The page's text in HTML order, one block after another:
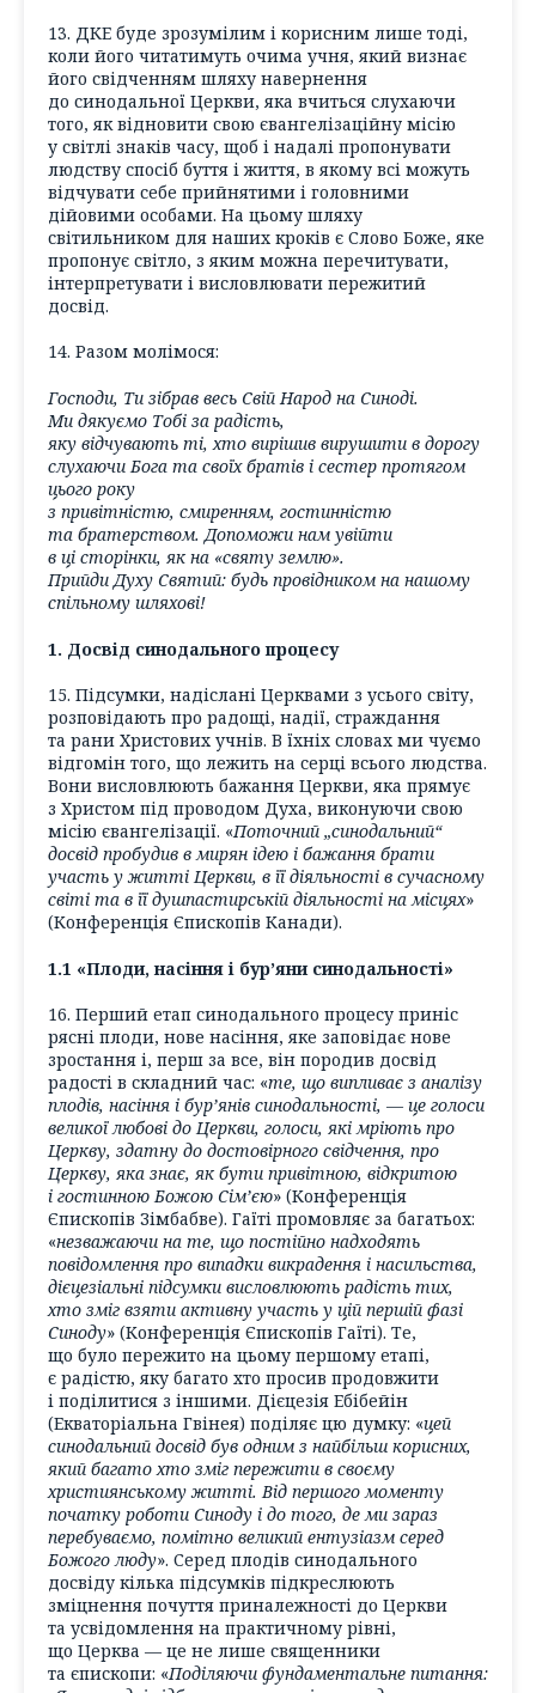
13. ДКЕ буде зрозумілим і корисним лише тоді,
коли його читатимуть очима учня, який визнає
його свідченням шляху навернення
до синодальної Церкви, яка вчиться слухаючи
того, як відновити свою євангелізаційну місію
у світлі знаків часу, щоб і надалі пропонувати
людству спосіб буття і життя, в якому всі можуть
відчувати себе прийнятими і головними
дійовими особами. На цьому шляху
світильником для наших кроків є Слово Боже, яке
пропонує світло, з яким можна перечитувати,
інтерпретувати і висловлювати пережитий
досвід.
14. Разом молімося:
Господи, Ти зібрав весь Свій Народ на Синоді.
Ми дякуємо Тобі за радість,
яку відчувають ті, хто вирішив вирушити в дорогу
слухаючи Бога та своїх братів і сестер протягом
цього року
з привітністю, смиренням, гостинністю
та братерством. Допоможи нам увійти
в ці сторінки, як на «святу землю».
Прийди Духу Святий: будь провідником на нашому
спільному шляхові!
1. Досвід синодального процесу
15. Підсумки, надіслані Церквами з усього світу,
розповідають про радощі, надії, страждання
та рани Христових учнів. В їхніх словах ми чуємо
відгомін того, що лежить на серці всього людства.
Вони висловлюють бажання Церкви, яка прямує
з Христом під проводом Духа, виконуючи свою
місію євангелізації. «Поточний „синодальний“
досвід пробудив в мирян ідею і бажання брати
участь у житті Церкви, в її діяльності в сучасному
світі та в її душпастирській діяльності на місцях»
(Конференція Єпископів Канади).
1.1 «Плоди, насіння і бур’яни синодальності»
16. Перший етап синодального процесу приніс
рясні плоди, нове насіння, яке заповідає нове
зростання і, перш за все, він породив досвід
радості в складний час: «те, що випливає з аналізу
плодів, насіння і бур’янів синодальності, — це голоси
великої любові до Церкви, голоси, які мріють про
Церкву, здатну до достовірного свідчення, про
Церкву, яка знає, як бути привітною, відкритою
і гостинною Божою Сім’єю» (Конференція
Єпископів Зімбабве). Гаїті промовляє за багатьох:
«незважаючи на те, що постійно надходять
повідомлення про випадки викрадення і насильства,
дієцезіальні підсумки висловлюють радість тих,
хто зміг взяти активну участь у цій першій фазі
Синоду» (Конференція Єпископів Гаїті). Те,
що було пережито на цьому першому етапі,
є радістю, яку багато хто просив продовжити
і поділитися з іншими. Дієцезія Ебібейін
(Екваторіальна Гвінея) поділяє цю думку: «цей
синодальний досвід був одним з найбільш корисних,
який багато хто зміг пережити в своєму
християнському житті. Від першого моменту
початку роботи Синоду і до того, де ми зараз
перебуваємо, помітно великий ентузіазм серед
Божого люду». Серед плодів синодального
досвіду кілька підсумків підкреслюють
зміцнення почуття приналежності до Церкви
та усвідомлення на практичному рівні,
що Церква — це не лише священники
та єпископи: «Поділяючи фундаментальне питання: